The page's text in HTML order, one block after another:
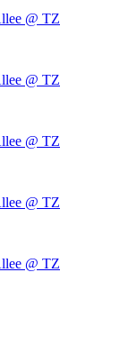
@ TZ
@ TZ
@ TZ
@ TZ
@ TZ